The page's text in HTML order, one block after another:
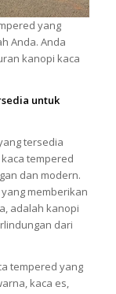
yang
Anda. Anda
kanopi kaca
untuk
tersedia
tempered
dan modern.
memberikan
adalah kanopi
dari
tempered yang
kaca es,